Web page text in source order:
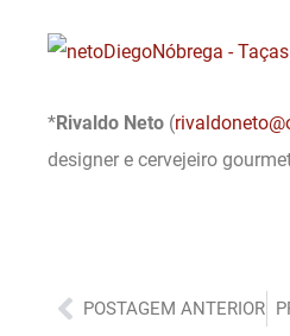
*Rivaldo Neto (
designer e cervejeiro
Anterior
POSTAGEM ANTERIOR